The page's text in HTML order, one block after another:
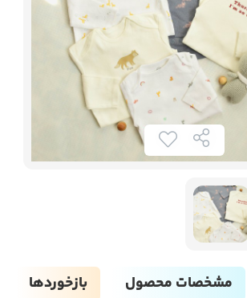
مشخصات محصول بازخوردها